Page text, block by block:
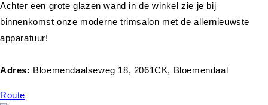
Achter een grote glazen wand in de winkel zie je bij
binnenkomst onze moderne trimsalon met de allernieuwste
apparatuur!
Adres: Bloemendaalseweg 18, 2061CK, Bloemendaal
Route